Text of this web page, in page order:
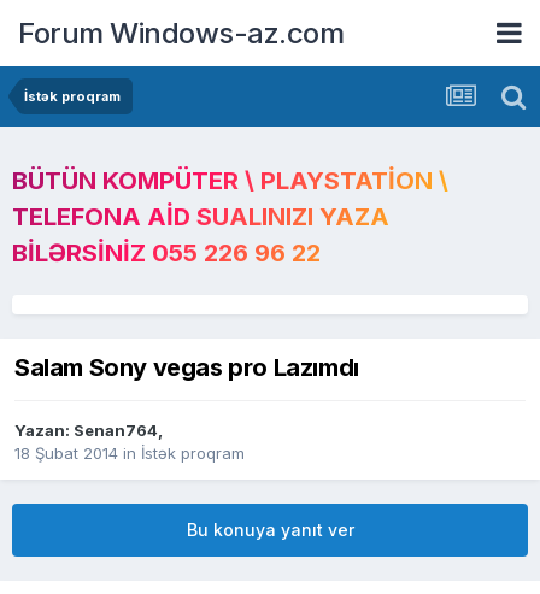
Forum Windows-az.com
İstək proqram
BÜTÜN KOMPÜTER \ PLAYSTATION \
TELEFONA AID SUALINIZI YAZA
BILƏRSINIZ 055 226 96 22
Salam Sony vegas pro Lazımdı
Yazan: Senan764,
18 Şubat 2014 in İstək proqram
Bu konuya yanıt ver